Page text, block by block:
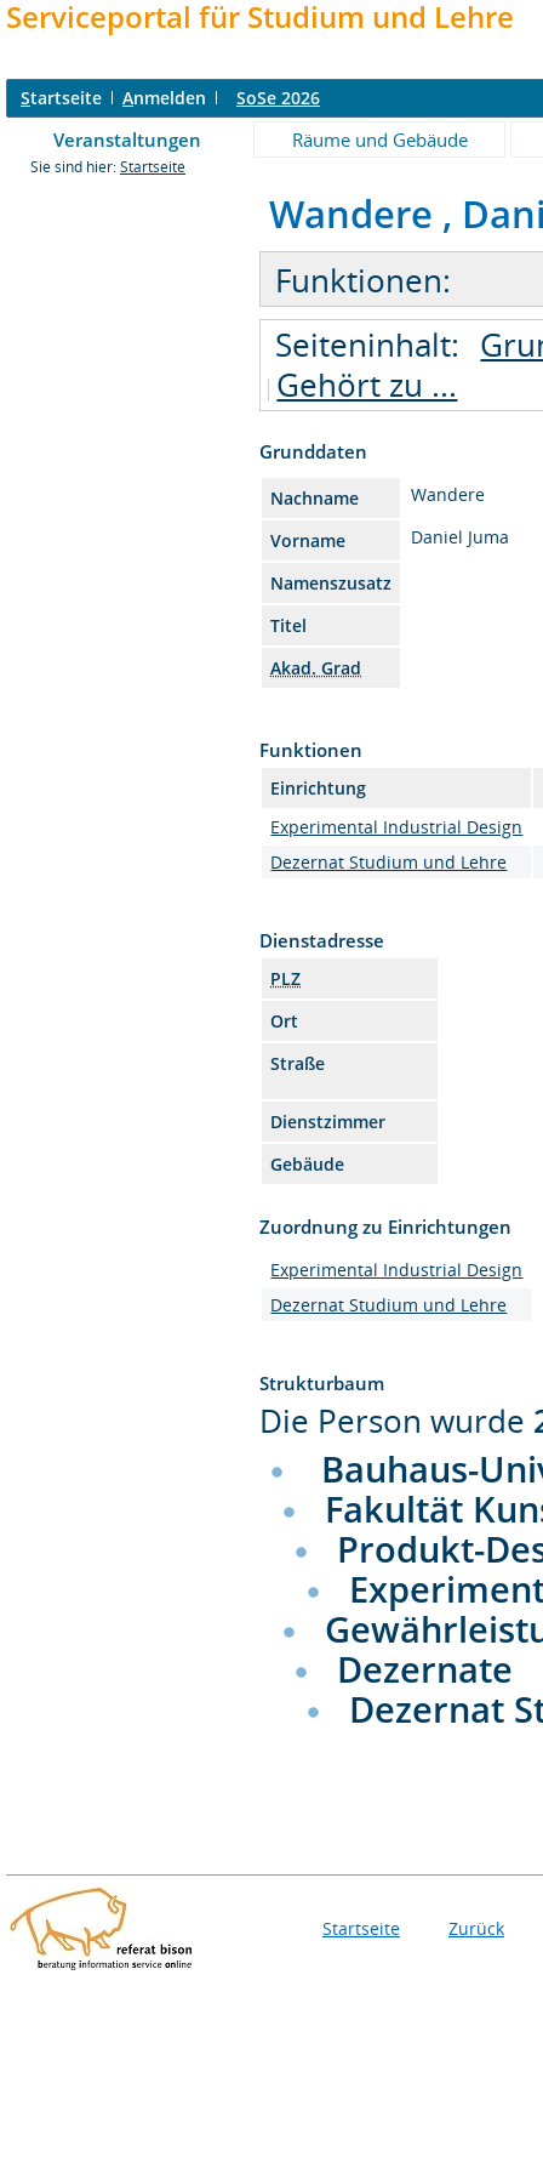
Serviceportal für Studium und Lehre
Startseite Anmelden SoSe 2026
Veranstaltungen Räume und Gebäude
Sie sind hier: Startseite
Wandere ,
Funktionen:
Seiteninhalt:
Gehört zu ...
Grunddaten
Nachname
Wandere
Vorname
Daniel Juma
Namenszusatz
Titel
Akad. Grad
Funktionen
Einrichtung
Experimental Industrial Design
Dezernat Studium und Lehre
Dienstadresse
PLZ
Ort
Straße
Dienstzimmer
Gebäude
Zuordnung zu Einrichtungen
Experimental Industrial Design
Dezernat Studium und Lehre
Strukturbaum
Die Person wurde
Bauhaus-
Fakultät
Produkt-
Dezernate
Dezernat
Startseite Zurück